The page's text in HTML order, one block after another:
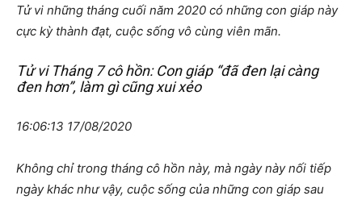
Tử vi những tháng cuối năm 2020 có những con giáp này
cực kỳ thành đạt, cuộc sống vô cùng viên mãn.
Tử vi Tháng 7 cô hồn: Con giáp “đã đen lại càng
đen hơn”, làm gì cũng xui xẻo
16:06:13 17/08/2020
Không chỉ trong tháng cô hồn này, mà ngày này nối tiếp
ngày khác như vậy, cuộc sống của những con giáp sau